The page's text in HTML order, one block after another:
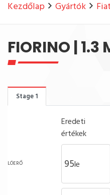
Kezdőlap Gyártók Fiat
FIORINO | 1.3
Stage 1
Eredeti
értékek
LÓERŐ 95le